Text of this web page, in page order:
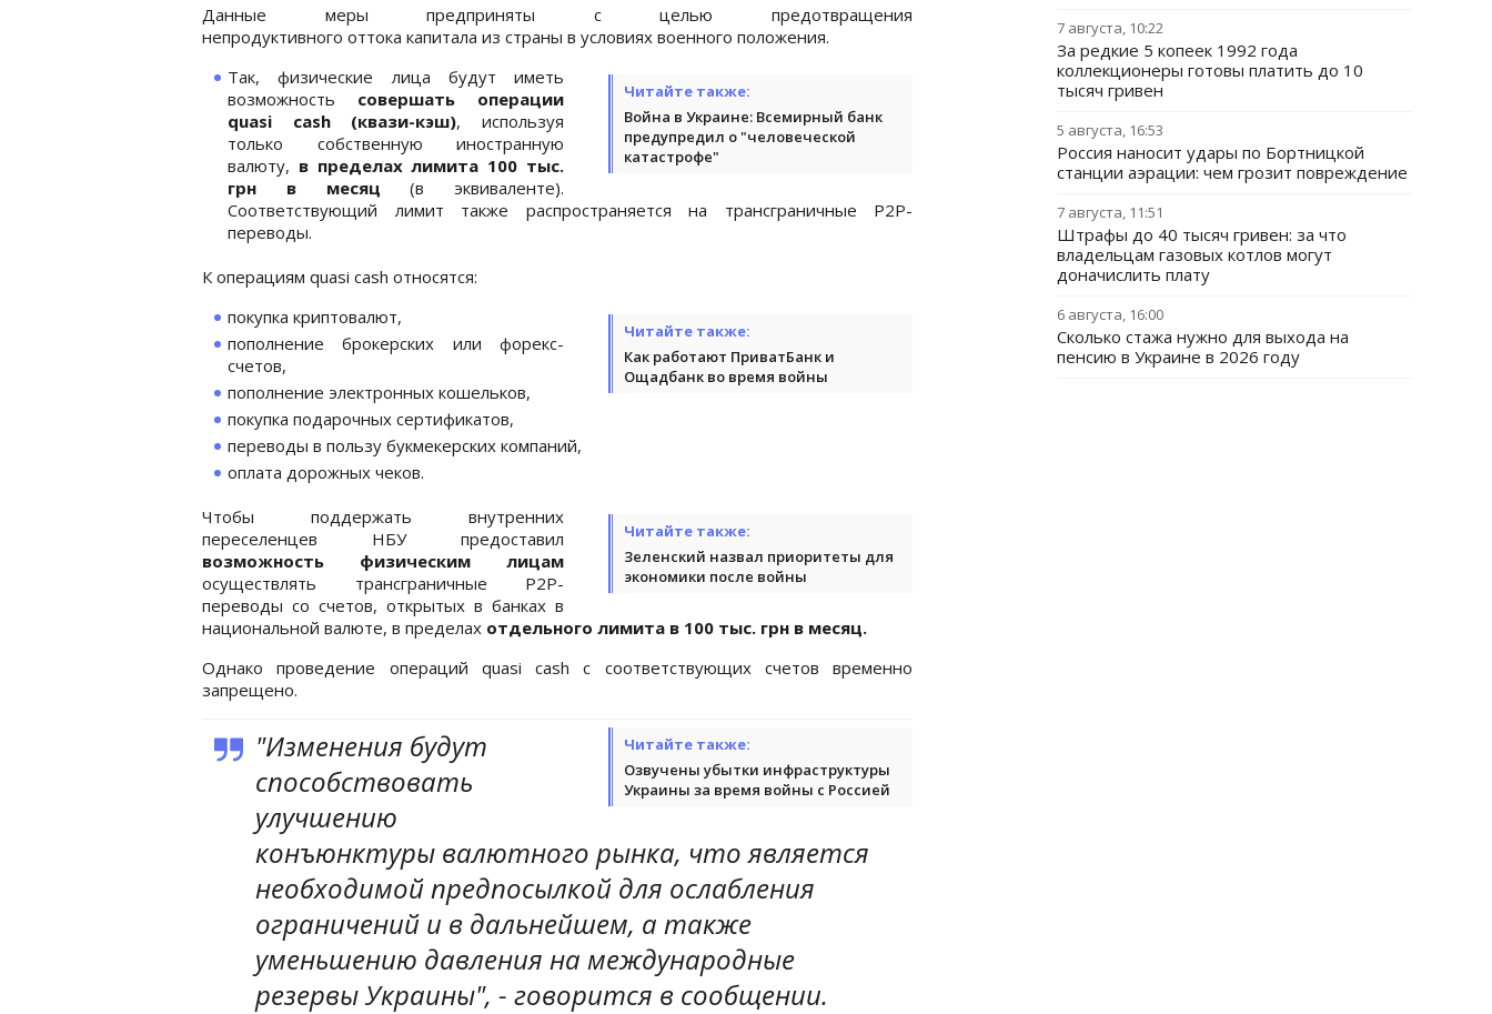
Данные меры предприняты с целью предотвращения
непродуктивного оттока капитала из страны в условиях военного положения.
Читайте также:
Война в Украине: Всемирный банк
предупредил о "человеческой
катастрофе"
Так, физические лица будут иметь
возможность совершать операции
quasi cash (квази-кэш), используя
только собственную иностранную
валюту, в пределах лимита 100 тыс.
грн в месяц (в эквиваленте).
Соответствующий лимит также распространяется на трансграничные P2P-
переводы.
К операциям quasi cash относятся:
Читайте также:
Как работают ПриватБанк и
Ощадбанк во время войны
покупка криптовалют,
пополнение брокерских или форекс-
счетов,
пополнение электронных кошельков,
покупка подарочных сертификатов,
переводы в пользу букмекерских компаний,
оплата дорожных чеков.
Читайте также:
Зеленский назвал приоритеты для
экономики после войны
Чтобы поддержать внутренних
переселенцев НБУ предоставил
возможность физическим лицам
осуществлять трансграничные Р2Р-
переводы со счетов, открытых в банках в
национальной валюте, в пределах отдельного лимита в 100 тыс. грн в месяц.
Однако проведение операций quasi cash с соответствующих счетов временно
запрещено.
Читайте также:
Озвучены убытки инфраструктуры
Украины за время войны с Россией
"Изменения будут
способствовать
улучшению
конъюнктуры валютного рынка, что является
необходимой предпосылкой для ослабления
ограничений и в дальнейшем, а также
уменьшению давления на международные
резервы Украины", - говорится в сообщении.
7 августа, 10:22
За редкие 5 копеек 1992 года
коллекционеры готовы платить до 10
тысяч гривен
5 августа, 16:53
Россия наносит удары по Бортницкой
станции аэрации: чем грозит повреждение
7 августа, 11:51
Штрафы до 40 тысяч гривен: за что
владельцам газовых котлов могут
доначислить плату
6 августа, 16:00
Сколько стажа нужно для выхода на
пенсию в Украине в 2026 году